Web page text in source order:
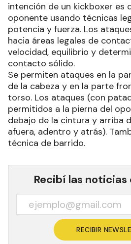
intención de un kickboxer es
oponente usando técnicas
potencia y fuerza. Los
hacia áreas legales de
velocidad, equilibrio y
contacto sólido.
Se permiten ataques en la
de la cabeza y en la parte
torso. Los ataques (con
permitidos a la pierna del
debajo de la cintura y arriba
afuera, adentro y atrás).
técnica de barrido.
Recibí las noticias
RECIBIR